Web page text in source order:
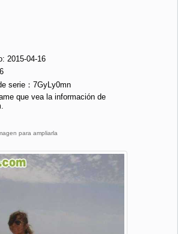
2015-04-16
serie：7GyLy0mn
que vea la información de
para ampliarla